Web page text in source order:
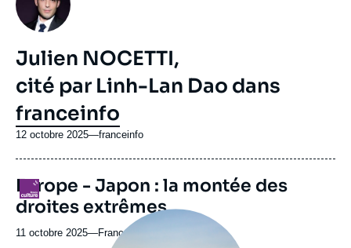
Julien NOCETTI,
cité par Linh-Lan Dao dans
franceinfo
12 octobre 2025—Nom
revue
ou
émission
franceinfo
Logo
Europe - Japon : la montée des
droites extrêmes
11 octobre 2025—Nom
France Culture
Image
principale
médiatique